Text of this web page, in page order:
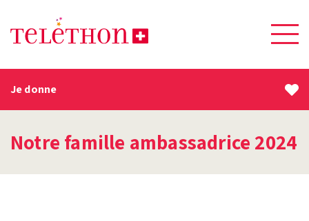
Je donne
Notre famille ambassadrice 2024